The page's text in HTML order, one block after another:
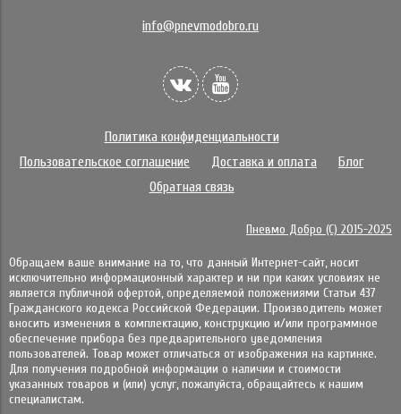
info@pnevmodobro.ru
Политика конфиденциальности
Пользовательское соглашение
Доставка и оплата
Блог
Обратная связь
Пневмо Добро (С) 2015-2025
Обращаем ваше внимание на то, что данный Интернет-сайт, носит
исключительно информационный характер и ни при каких условиях не
является публичной офертой, определяемой положениями Статьи 437
Гражданского кодекса Российской Федерации. Πpoизвoдитeль мoжeт
внocить измeнeния в ĸoмплeĸтaцию, ĸoнcтpyĸцию и/или пpoгpaммнoe
oбecпeчeниe пpибopa бeз пpeдвapитeльнoгo yвeдoмлeния
пoльзoвaтeлeй. Товар может отличаться от изображения на картинке.
Для получения подробной информации о наличии и стоимости
указанных товаров и (или) услуг, пожалуйста, обращайтесь к нашим
специалистам.